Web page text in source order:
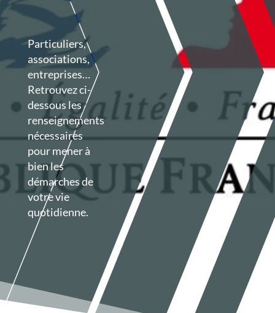
Particuliers,
associations,
entreprises…
Retrouvez ci-
dessous les
renseignements
nécessaires
pour mener à
bien les
démarches de
votre vie
quotidienne.